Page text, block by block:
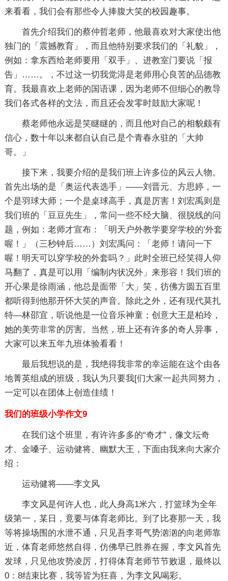
来看看，我们会有那些令人捧腹大笑的校园趣事。
首先介绍我们的蔡仲哲老师，他最喜欢对大家使出他
独门的「震撼教育」，而且他特别要求我们的「礼貌」，
例如：拿东西给老师要用「双手」、进教室门要说「报
告」……。，不过这一切我觉淂是老师用心良苦的品德教
育。我最喜欢上老师的国语课，因为老师不但细心的教导
我们各式各样的文法，而且还会发零时鼓励大家呢！
蔡老师他永远是笑瞇瞇的，而且他对自己的相貌颇有
信心，数十年以来都自认自己是个青春永驻的「大帅
哥。」
接下来，我要介绍的是我们班上许多位的风云人物。
首先出场的是「奥运代表选手」——刘晋元、方思婷，一
个是羽球大师；一个是桌球高手，真是厉害！刘宏禹则是
我们班的「豆豆先生」，常问一些不经大脑、很脱线的问
题，例如：老师才宣布：「明天户外教学要穿学校的'外套
喔！」（三秒钟后……）刘宏禹问：「老师！请问一下
喔！明天可以穿学校的外套吗？」此时全班已经笑得人仰
马翻了，真是可以用「编制内状况外」来形容！我们班的
开心果是徐雨涵，他总是面带「大」笑，彷佛方圆五百里
都听得到他那开怀大笑的声音。除此之外，还有现代莫扎
特—林邵宜，听说他是一位音乐神童；创意大王是柏玲，
她的美劳非常的厉害。当然，班上还有许多的奇人异事，
大家可以来五年九班体验看看！
最后我想说的是，我绝得我非常的幸运能在这个由各
地菁英组成的班级，我认为只要我[们大家一起共同努力，
一定可以在团体上创造佳绩！
我们的班级小学作文9
在我们这个班里，有许许多多的“奇才”，像文坛奇
才、金嗓子、运动健将、幽默大王，下面由我来向大家介
绍：
运动健将——李文风
李文风是何许人也，此人身高1米六，打篮球为全年
级第一，某日，竟要与体育老师比。到了比赛那一天，我
等将操场围的水泄不通，只见吾李哥气势汹汹的向老师靠
近，体育老师悠然自得，仿佛早已胜券在握，李文风首先
发球，只见他攻势凌厉，打得体育老师节节败退，最终以
0：8结束比赛，我等皆为狂喜，为李文风喝彩。